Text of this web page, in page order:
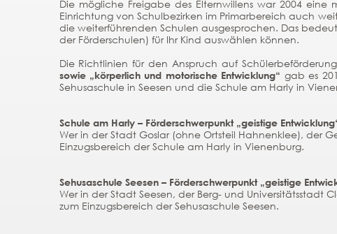
Die mögliche Freigabe des Elternwillens war 2004 eine
Einrichtung von Schulbezirken im Primarbereich auch
die weiterführenden Schulen ausgesprochen. Das
der Förderschulen) für Ihr Kind auswählen können.
Die Richtlinien für den Anspruch auf
sowie „körperlich und motorische Entwicklung“ gab es
Sehusaschule in Seesen und die Schule am Harly in
Schule am Harly – Förderschwerpunkt „geistige
Wer in der Stadt Goslar (ohne Ortsteil Hahnenklee), der
Einzugsbereich der Schule am Harly in Vienenburg.
Sehusaschule Seesen – Förderschwerpunkt „geistige
Wer in der Stadt Seesen, der Berg- und Universitätsstadt
zum Einzugsbereich der Sehusaschule Seesen.